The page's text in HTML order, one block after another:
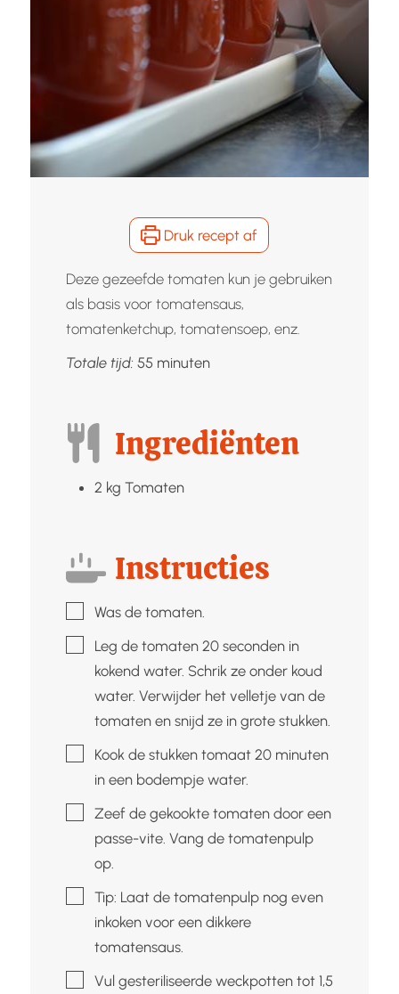
Druk recept af
Deze gezeefde tomaten kun je gebruiken
als basis voor tomatensaus,
tomatenketchup, tomatensoep, enz.
Totale tijd: 55minuten
minuten
Ingrediënten
2 kg Tomaten
Instructies
▢Was de tomaten.
▢Leg de tomaten 20 seconden in
kokend water. Schrik ze onder koud
water. Verwijder het velletje van de
tomaten en snijd ze in grote stukken.
▢Kook de stukken tomaat 20 minuten
in een bodempje water.
▢
Zeef de gekookte tomaten door een
passe-vite. Vang de tomatenpulp
op.
▢
Tip: Laat de tomatenpulp nog even
inkoken voor een dikkere
tomatensaus.
▢Vul gesteriliseerde weckpotten tot 1,5